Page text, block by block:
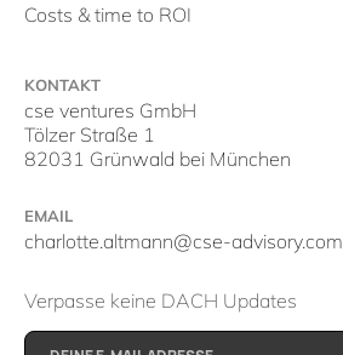
Costs & time to ROI
KONTAKT
cse ventures GmbH
Tölzer Straße 1
82031 Grünwald bei München
EMAIL
charlotte.altmann@cse-advisory.com
Verpasse keine DACH Updates